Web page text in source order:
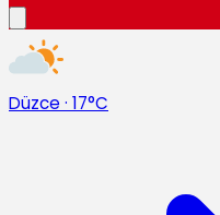
Düzce · 17°C